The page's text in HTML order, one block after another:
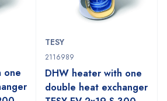
one
TESY
2116989
DHW heater with one
double heat exchanger